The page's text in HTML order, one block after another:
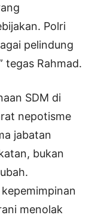
Polri
pelindung
tegas Rahmad.
SDM di
nepotisme
jabatan
bukan
menolak